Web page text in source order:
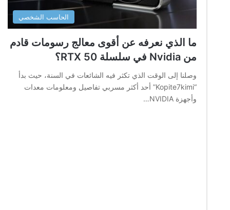
الحاسب الشخصي
ما الذي نعرفه عن أقوى معالج رسومات قادم
من Nvidia في سلسلة RTX 50؟
وصلنا إلى الوقت الذي تكثر فيه الشائعات في السنة، حيث بدأ
“Kopite7kimi” أحد أكثر مسربي تفاصيل ومعلومات معدات
وأجهزة NVIDIA…